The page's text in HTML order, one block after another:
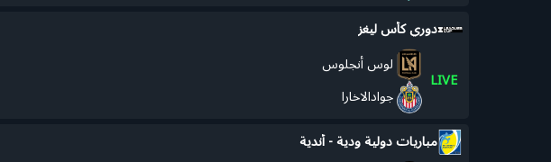
دوري كأس ليغز
LIVE
لوس أنجلوس
جوادالاخارا
مباريات دولية ودية - أندية